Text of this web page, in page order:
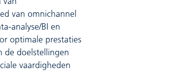
van
van omnichannel
analyse/BI en
optimale prestaties
de doelstellingen
vaardigheden